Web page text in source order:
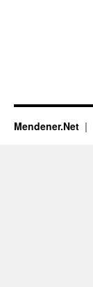
Mendener.Net